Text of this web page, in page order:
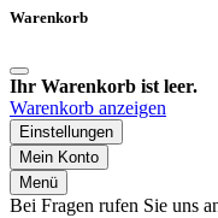
Warenkorb
Ihr Warenkorb ist leer.
Warenkorb anzeigen
Einstellungen
Mein Konto
Menü
Bei Fragen rufen Sie uns